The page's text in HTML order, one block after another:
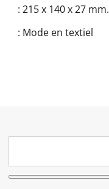
: 215 x 140 x 27 mm.
: Mode en textiel